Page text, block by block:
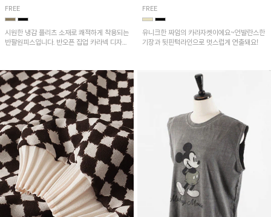
FREE
시원한 냉감 플리츠 소재로 쾌적하게 착용되는
반팔원피스입니다. 반오픈 집업 카라넥 디자인
줘요~
FREE
유니크한 짜임의 카라자켓이에요~언발란스한
기장과 뒷핀턱라인으로 멋스럽게 연출돼요!